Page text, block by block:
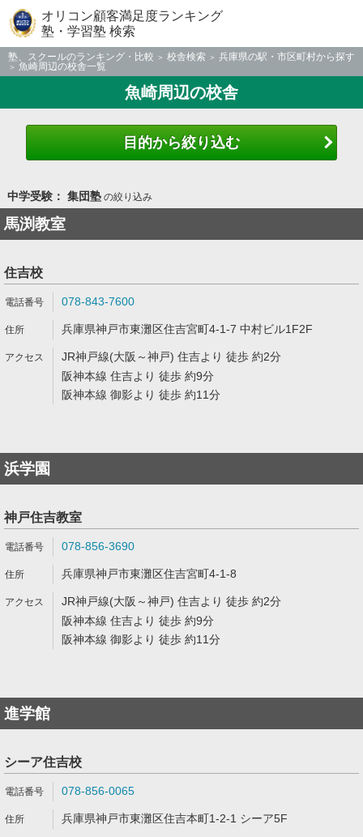
オリコン顧客満足度ランキング
塾・学習塾 検索
塾、スクールのランキング・比較 校舎検索
兵庫県の駅・市区町村から探す
魚崎周辺の校舎一覧
魚崎周辺の校舎
目的から絞り込む
中学受験： 集団塾の絞り込み
馬渕教室
住吉校
078-843-7600
兵庫県神戸市東灘区住吉宮町4-1-7 中村ビル1F2F
JR神戸線(大阪～神戸) 住吉より 徒歩 約2分
阪神本線 住吉より 徒歩 約9分
阪神本線 御影より 徒歩 約11分
浜学園
神戸住吉教室
078-856-3690
兵庫県神戸市東灘区住吉宮町4-1-8
JR神戸線(大阪～神戸) 住吉より 徒歩 約2分
阪神本線 住吉より 徒歩 約9分
阪神本線 御影より 徒歩 約11分
進学館
シーア住吉校
078-856-0065
兵庫県神戸市東灘区住吉本町1-2-1 シーア5F